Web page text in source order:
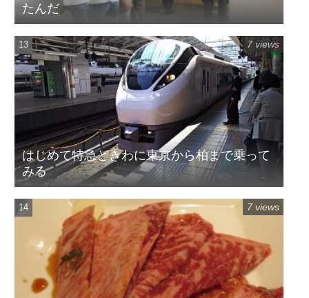
たんだ
はじめて特急ときわに東京から柏まで乗って
みる
7 views
7 views